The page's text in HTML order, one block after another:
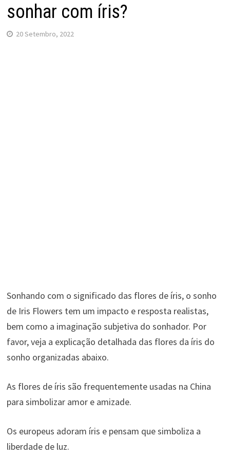
sonhar com íris?
20 Setembro, 2022
Sonhando com o significado das flores de íris, o sonho
de Iris Flowers tem um impacto e resposta realistas,
bem como a imaginação subjetiva do sonhador. Por
favor, veja a explicação detalhada das flores da íris do
sonho organizadas abaixo.
As flores de íris são frequentemente usadas na China
para simbolizar amor e amizade.
Os europeus adoram íris e pensam que simboliza a
liberdade de luz.